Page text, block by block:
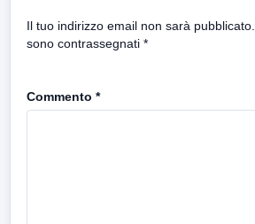
Il tuo indirizzo email non sarà pubblicato.
sono contrassegnati *
Commento *